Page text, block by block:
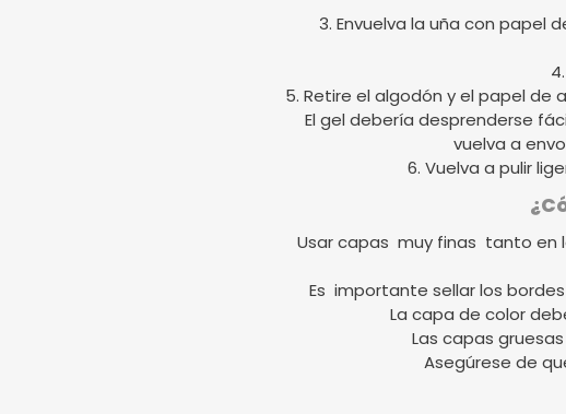
3. Envuelva la uña con papel
5. Retire el algodón y el papel de
El gel debería desprenderse
vuelva a
6. Vuelva a pulir
Usar capas muy finas tanto en
Es importante sellar los
La capa de color
Las capas
Asegúrese de